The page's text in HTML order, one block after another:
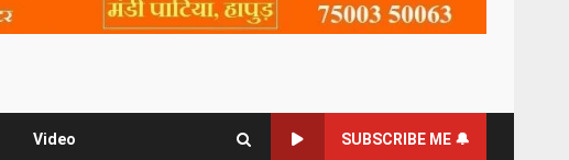
Video SUBSCRIBE ME 🔔